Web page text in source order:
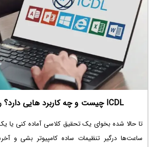
ICDL چیست و چه کاربرد هایی دارد؟ راهنمای جامع
تا حالا شده بخوای یک تحقیق کلاسی آماده کنی یا یک
ساعت‌ها درگیر تنظیمات ساده کامپیوتر بشی و